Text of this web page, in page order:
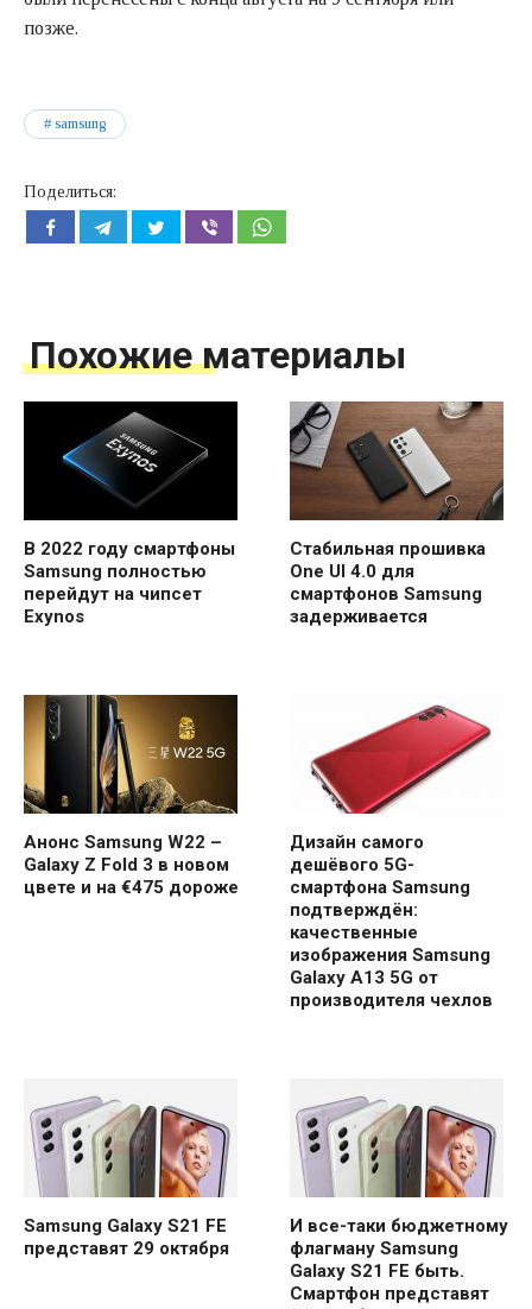
позже.
samsung
Поделиться:
Похожие материалы
В 2022 году смартфоны
Samsung полностью
перейдут на чипсет
Exynos
Стабильная прошивка
One UI 4.0 для
смартфонов Samsung
задерживается
Анонс Samsung W22 –
Galaxy Z Fold 3 в новом
цвете и на €475 дороже
Дизайн самого
дешёвого 5G-
смартфона Samsung
подтверждён:
качественные
изображения Samsung
Galaxy A13 5G от
производителя чехлов
Samsung Galaxy S21 FE
представят 29 октября
И все-таки бюджетному
флагману Samsung
Galaxy S21 FE быть.
Смартфон представят